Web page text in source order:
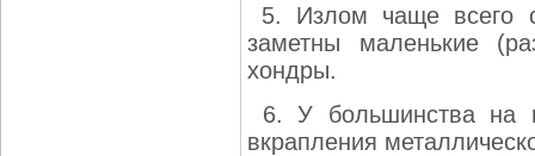
5. Излом чаще всего
заметны маленькие
хондры.
6. У большинства на
вкрапления